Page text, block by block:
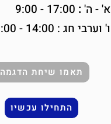
א' - ה':
ו' וערבי חג : 14:00 - 10:00
תאמו שיחת הדגמה
התחילו עכשיו